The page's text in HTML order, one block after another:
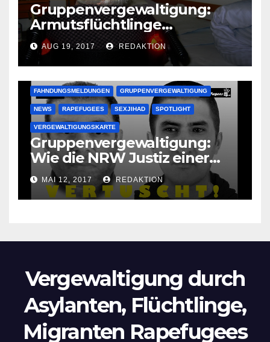
Gruppenvergewaltigung:
Armutsflüchtlinge
vergewaltigen bettlägerige
Oma im Schlaf
krankenhausreif
AUG 19, 2017 REDAKTION
FAHNDUNGSMELDUNGEN GRUPPENVERGEWALTIGUNG
NEWS RAPEFUGEES SEXJIHAD SPOTLIGHT
VERGEWALTIGUNGSKARTE
Gruppenvergewaltigung:
Wie die NRW Justiz einer
Lokalzeitung verbietet diese
Bilder zu veröffentlichen
MAI 12, 2017 REDAKTION
Vergewaltigung durch
Asylanten, Flüchtlinge,
Migranten Rapefugees